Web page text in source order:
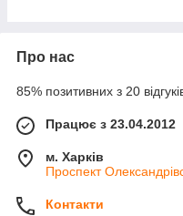
Про нас
85% позитивних з 20
Працює з 23.04.2012
м. Харків
Проспект
Контакти